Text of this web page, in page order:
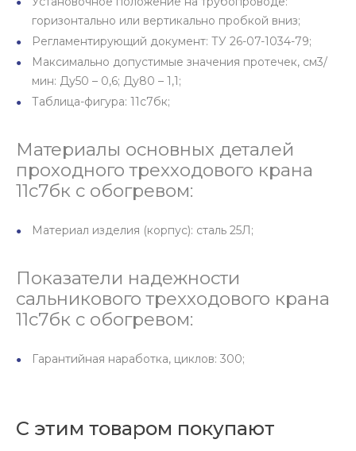
горизонтально или вертикально пробкой вниз;
Регламентирующий документ: ТУ 26-07-1034-79;
Максимально допустимые значения протечек, см3/
мин: Ду50 – 0,6; Ду80 – 1,1;
Таблица-фигура: 11с7бк;
Материалы основных деталей
проходного трехходового крана
11с7бк с обогревом:
Материал изделия (корпус): сталь 25Л;
Показатели надежности
сальникового трехходового крана
11с7бк с обогревом:
Гарантийная наработка, циклов: 300;
С этим товаром покупают